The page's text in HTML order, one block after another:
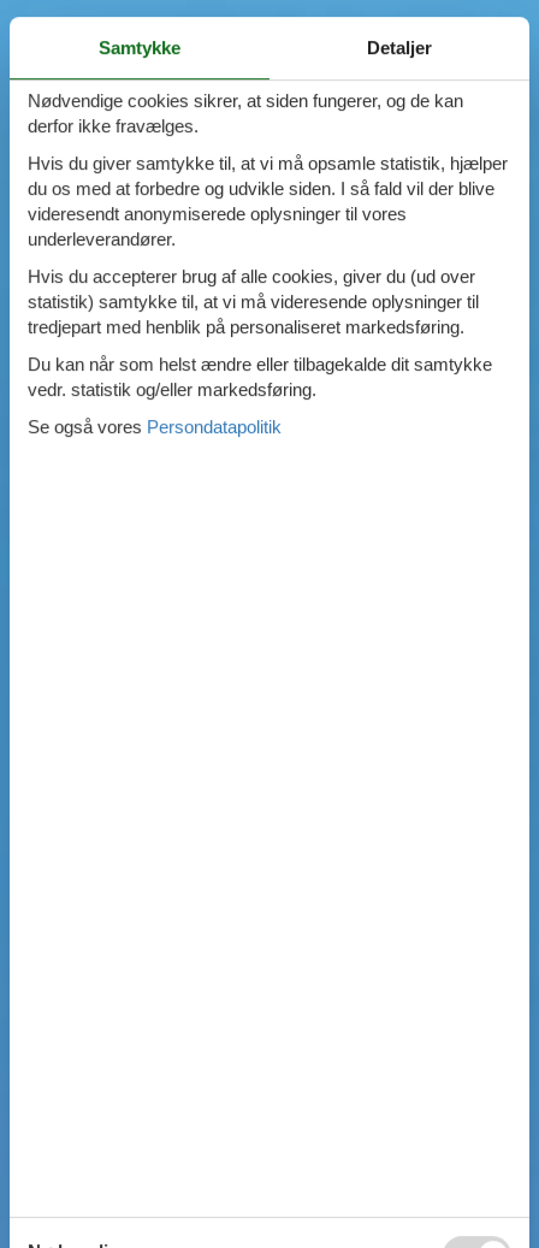
Samtykke Detaljer
Nødvendige cookies sikrer, at siden fungerer, og de kan
derfor ikke fravælges.
Hvis du giver samtykke til, at vi må opsamle statistik, hjælper
du os med at forbedre og udvikle siden. I så fald vil der blive
videresendt anonymiserede oplysninger til vores
underleverandører.
Hvis du accepterer brug af alle cookies, giver du (ud over
statistik) samtykke til, at vi må videresende oplysninger til
tredjepart med henblik på personaliseret markedsføring.
Du kan når som helst ændre eller tilbagekalde dit samtykke
vedr. statistik og/eller markedsføring.
Se også vores Persondatapolitik